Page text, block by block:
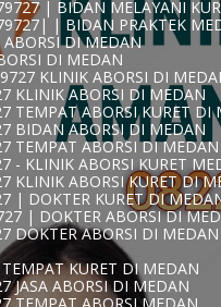
| BIDAN MELAYANI
| BIDAN PRAKTEK
DI MEDAN
DI MEDAN
KLINIK ABORSI DI
KLINIK ABORSI DI MEDAN
TEMPAT ABORSI KURET DI
BIDAN ABORSI DI MEDAN
TEMPAT ABORSI DI MEDAN
- KLINIK ABORSI KURET
KLINIK ABORSI KURET DI
| DOKTER KURET DI
| DOKTER ABORSI DI
DOKTER ABORSI DI MEDAN
KURET DI MEDAN
JASA ABORSI DI MEDAN
ABORSI DI MEDAN
TEMPAT ABORSI
DOKTER KURET DI
TEMPAT KURET DI MEDAN
JASA ABORSI DI MEDAN
727 KURET AMAN WA
727 LOKASI ABORSI DI
ABORSI AMAN DI MEDAN
BIDAN MELAYANI
BIDAN PRAKTEK MEDAN
MEDAN
TEMPAT ABORSI DI
KLINIK ABORSI MEDAN
9727 DOKTER ABORSI DI
BIDAN ABORSI DI
KLINIK KURET DI
KURET AMAN | WA